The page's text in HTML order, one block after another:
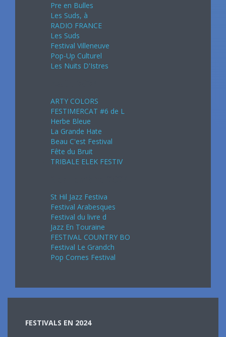
Pre en Bulles
Les Suds, à
RADIO FRANCE
Les Suds
Festival Villeneuve
Pop-Up Culturel
Les Nuits D'Istres
ARTY COLORS
FESTIMERCAT #6 de L
Herbe Bleue
La Grande Hate
Beau C'est Festival
Fête du Bruit
TRIBALE ELEK FESTIV
St Hil Jazz Festiva
Festival Arabesques
Festival du livre d
Jazz En Touraine
FESTIVAL COUNTRY BO
Festival Le Grandch
Pop Cornes Festival
FESTIVALS EN 2024